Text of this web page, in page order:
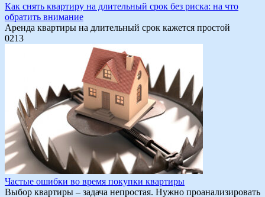
Как снять квартиру на длительный срок без риска: на что
обратить внимание
Аренда квартиры на длительный срок кажется простой
0213
Частые ошибки во время покупки квартиры
Выбор квартиры – задача непростая. Нужно проанализировать